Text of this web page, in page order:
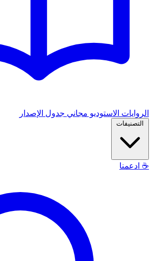
الروايات الاستوديو مجاني جدول الإصدار
التصنيفات
☕ ادعمنا